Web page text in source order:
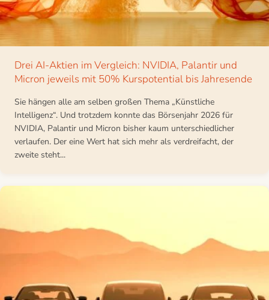
Drei AI-Aktien im Vergleich: NVIDIA, Palantir und
Micron jeweils mit 50% Kurspotential bis Jahresende
Sie hängen alle am selben großen Thema „Künstliche
Intelligenz“. Und trotzdem konnte das Börsenjahr 2026 für
NVIDIA, Palantir und Micron bisher kaum unterschiedlicher
verlaufen. Der eine Wert hat sich mehr als verdreifacht, der
zweite steht...